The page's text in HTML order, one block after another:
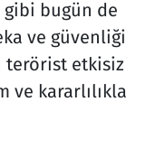
bugün de
ve güvenliği
terörist etkisiz
ve kararlılıkla